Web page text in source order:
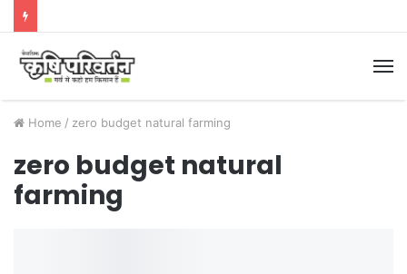
Home / zero budget natural farming
zero budget natural
farming